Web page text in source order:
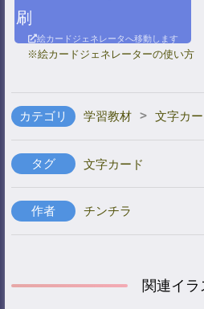
刷
絵カードジェネレータへ移動します
※絵カードジェネレーターの使い方
カテゴリ 学習教材 > 文字カ
タグ 文字カード
作者 チンチラ
関連イラ